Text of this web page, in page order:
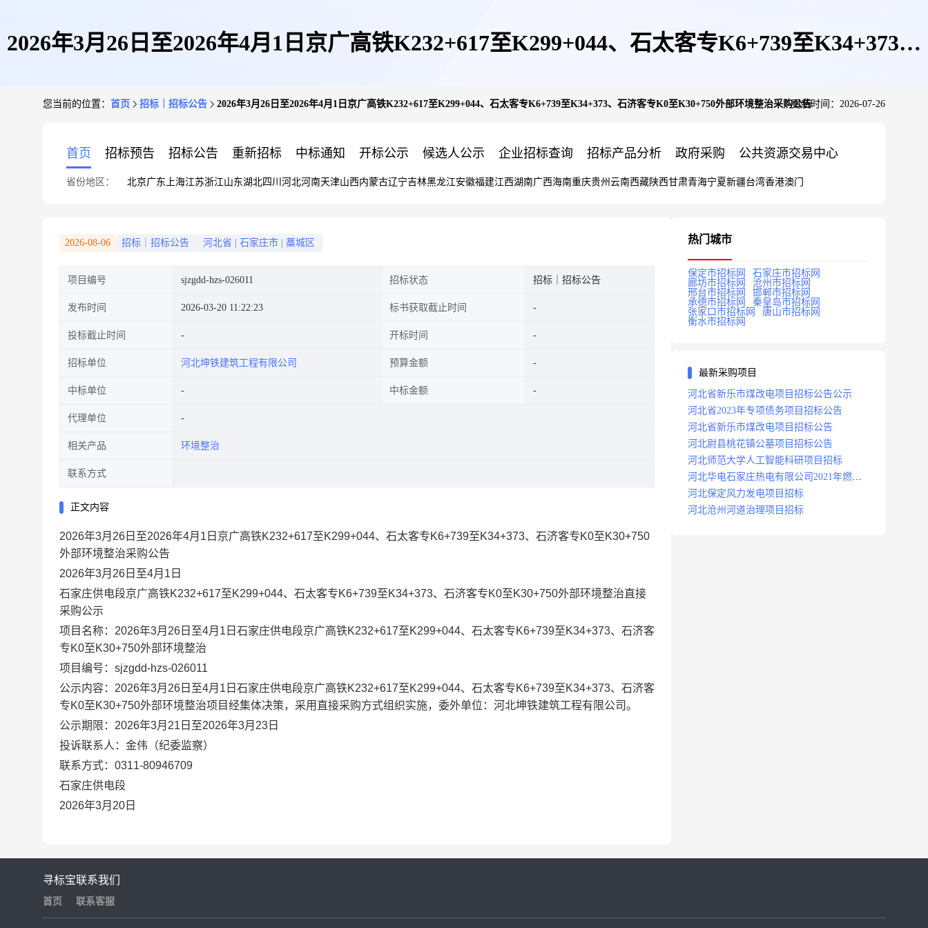
2026年3月26日至2026年4月1日京广高铁K232+617至K299+044、石太客专K6+739至K34+373、
您当前的位置： 首页 招标｜招标公告 2026年3月26日至2026年4月1日京广高铁K232+617至K299+044、石太客专K6+739至K34+373、石济客专K0至K30+750外部环境整治采购公告更新时间：2026-07-26
首页 招标预告 招标公告 重新招标 中标通知 开标公示 候选人公示 企业招标查询 招标产品分析 政府采购 公共资源交易中心
省份地区： 北京广东 上海江苏浙江山东湖北四川 河北河南天津山西内蒙古辽宁吉林黑龙江安徽福建江西湖南广西海南重庆贵州 云南西藏陕西甘肃青海宁夏新疆台湾香港澳门
2026-08-06 招标｜招标公告 河北省 石家庄市 藁城区
项目编号 sjzgdd-hzs-026011 招标状态 招标｜招标公告
发布时间 2026-03-20 11:22:23 标书获取截止时间
投标截止时间 开标时间
招标单位 河北坤铁建筑工程有限公司 预算金额
中标单位 中标金额
代理单位
相关产品 环境整治
联系方式
正文内容
2026年3月26日至2026年4月1日京广高铁K232+617至K299+044、石太客专K6+739至K34+373、石济客专K0至K30+750
外部环境整治采购公告
2026年3月26日至4月1日
石家庄供电段京广高铁K232+617至K299+044、石太客专K6+739至K34+373、石济客专K0至K30+750外部环境整治直接
采购公示
项目名称： 2026年3月26日至4月1日石家庄供电段京广高铁K232+617至K299+044、石太客专K6+739至K34+373、石济客
专K0至K30+750外部环境整治
项目编号： sjzgdd-hzs-026011
公示内容： 2026年3月26日至4月1日石家庄供电段京广高铁K232+617至K299+044、石太客专K6+739至K34+373、石济客
专K0至K30+750外部环境整治项目经集体决策，采用直接采购方式组织实施，委外单位： 河北坤铁建筑工程有限公司。
公示期限： 2026年3月21日至2026年3月23日
投诉联系人： 金伟 （纪委监察）
联系方式： 0311-80946709
石家庄供电段
2026年3月20日
热门城市
保定市招标网
石家庄市招标网
廊坊市招标网
沧州市招标网
邢台市招标网
邯郸市招标网
承德市招标网
秦皇岛市招标网
张家口市招标网
唐山市招标网
衡水市招标网
最新采购项目
河北省新乐市煤改电项目招标公告公示
河北省2023年专项债务项目招标公告
河北省新乐市煤改电项目招标公告
河北尉县桃花镇公墓项目招标公告
河北师范大学人工智能科研项目招标
河北华电石家庄热电有限公司2021年燃料
分场辅助运行项目招标公告
河北保定风力发电项目招标
河北沧州河道治理项目招标
寻标宝
首页
联系我们
联系客服